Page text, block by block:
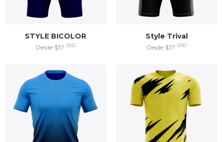
STYLE BICOLOR
Desde $37 USD
Style Trival
Desde $37 USD